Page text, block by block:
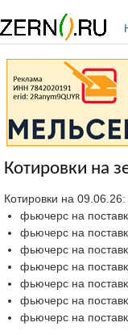
Котировки на
Котировки на 09.06.26:
фьючерс на
фьючерс на
фьючерс на
фьючерс на
фьючерс на
фьючерс на
фьючерс на